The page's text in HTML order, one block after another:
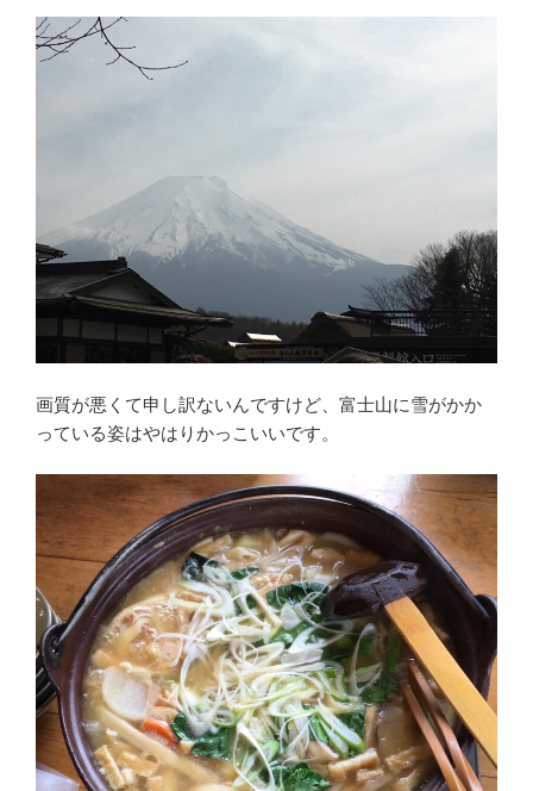
画質が悪くて申し訳ないんですけど、富士山に雪がかか
っている姿はやはりかっこいいです。